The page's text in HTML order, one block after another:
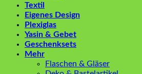
Textil
Eigenes Design
Plexiglas
Yasin & Gebet
Geschenksets
Mehr
Flaschen & Gläser